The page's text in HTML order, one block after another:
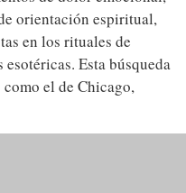
orientación espiritual,
en los rituales de
Esta búsqueda
el de Chicago,